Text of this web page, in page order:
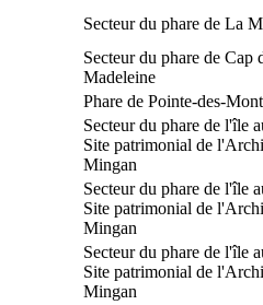
Secteur du phare de La
Secteur du phare de Cap
Madeleine
Phare de Pointe-des-
Secteur du phare de l'île
Site patrimonial de
Mingan
Secteur du phare de l'île
Site patrimonial de
Mingan
Secteur du phare de l'île
Site patrimonial de
Mingan